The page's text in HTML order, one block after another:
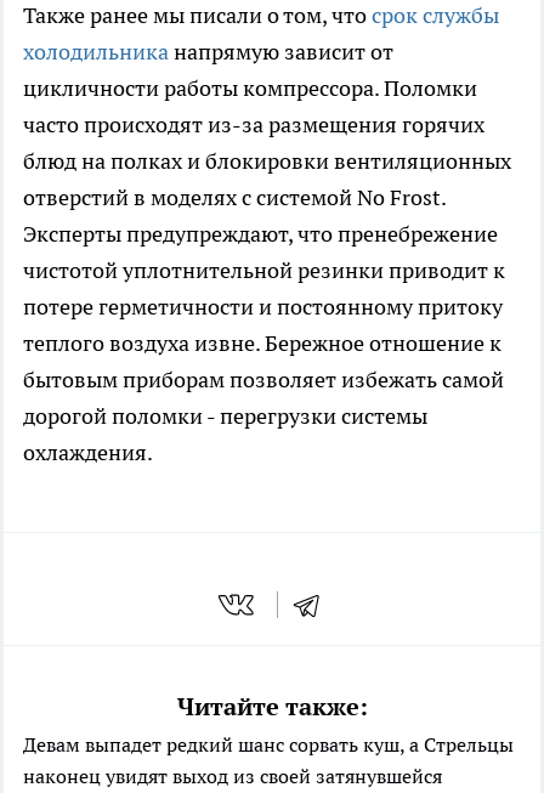
Также ранее мы писали о том, чтосрок службы
холодильниканапрямую зависит от
цикличности работы компрессора. Поломки
часто происходят из-за размещения горячих
блюд на полках и блокировки вентиляционных
отверстий в моделях с системой No Frost.
Эксперты предупреждают, что пренебрежение
чистотой уплотнительной резинки приводит к
потере герметичности и постоянному притоку
теплого воздуха извне. Бережное отношение к
бытовым приборам позволяет избежать самой
дорогой поломки - перегрузки системы
охлаждения.
Читайте также:
Девам выпадет редкий шанс сорвать куш, а Стрельцы
наконец увидят выход из своей затянувшейся